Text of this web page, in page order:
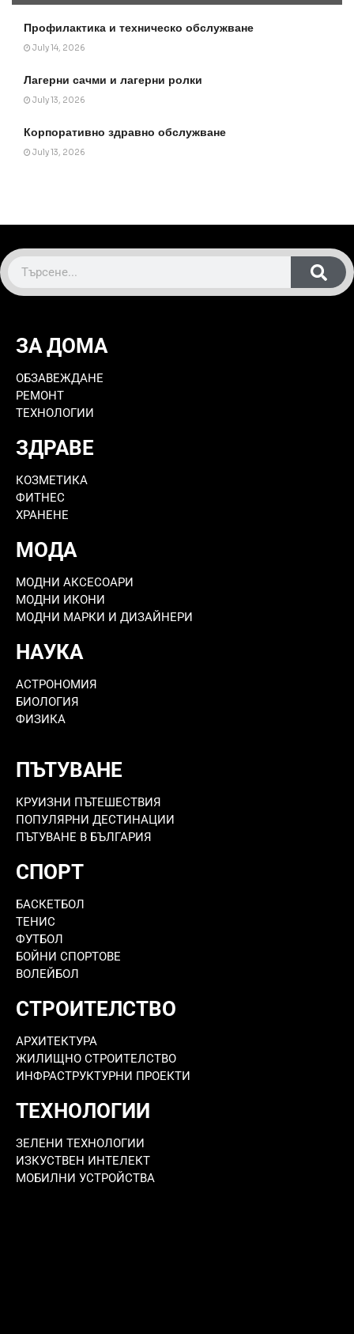
Профилактика и техническо обслужване
July 14, 2026
Лагерни сачми и лагерни ролки
July 13, 2026
Корпоративно здравно обслужване
July 13, 2026
ЗА ДОМА
ОБЗАВЕЖДАНЕ
РЕМОНТ
ТЕХНОЛОГИИ
ЗДРАВЕ
КОЗМЕТИКА
ФИТНЕС
ХРАНЕНЕ
МОДА
МОДНИ АКСЕСОАРИ
МОДНИ ИКОНИ
МОДНИ МАРКИ И ДИЗАЙНЕРИ
НАУКА
АСТРОНОМИЯ
БИОЛОГИЯ
ФИЗИКА
ПЪТУВАНЕ
КРУИЗНИ ПЪТЕШЕСТВИЯ
ПОПУЛЯРНИ ДЕСТИНАЦИИ
ПЪТУВАНЕ В БЪЛГАРИЯ
СПОРТ
БАСКЕТБОЛ
ТЕНИС
ФУТБОЛ
БОЙНИ СПОРТОВЕ
ВОЛЕЙБОЛ
СТРОИТЕЛСТВО
АРХИТЕКТУРА
ЖИЛИЩНО СТРОИТЕЛСТВО
ИНФРАСТРУКТУРНИ ПРОЕКТИ
ТЕХНОЛОГИИ
ЗЕЛЕНИ ТЕХНОЛОГИИ
ИЗКУСТВЕН ИНТЕЛЕКТ
МОБИЛНИ УСТРОЙСТВА